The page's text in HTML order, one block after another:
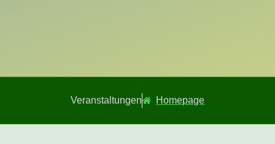
Veranstaltungen Homepage